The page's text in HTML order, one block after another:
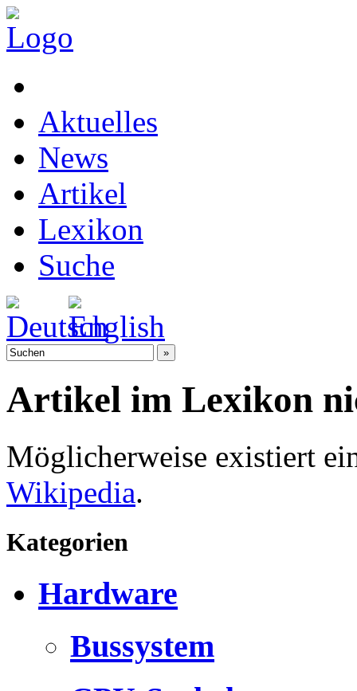
Aktuelles
News
Artikel
Lexikon
Suche
Artikel im Lexikon
Möglicherweise existiert
Wikipedia.
Kategorien
Hardware
Bussystem